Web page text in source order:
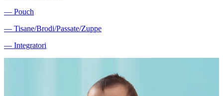
― Pouch
― Tisane/Brodi/Passate/Zuppe
― Integratori